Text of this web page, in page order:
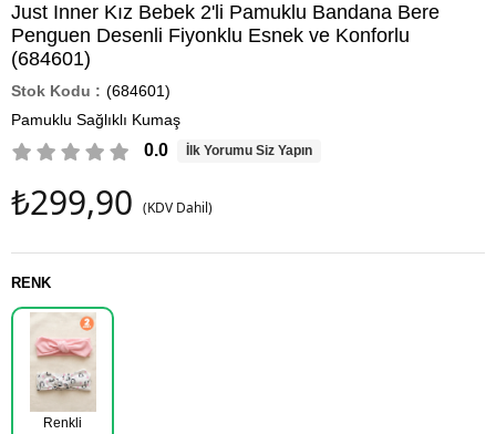
Just Inner Kız Bebek 2'li Pamuklu Bandana Bere
Penguen Desenli Fiyonklu Esnek ve Konforlu
(684601)
(684601)
Pamuklu Sağlıklı Kumaş
0.0 İlk Yorumu Siz Yapın
₺299,90 (KDV Dahil)
RENK
Renkli